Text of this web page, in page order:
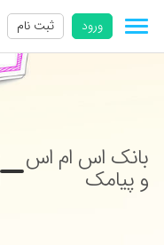
ورود ثبت نام
بانک اس ام اس
و پیامک